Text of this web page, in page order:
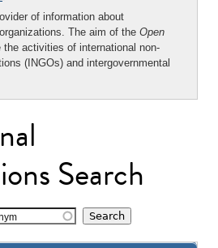
of information about
The aim of the Open
the activities of international non-
(INGOs) and intergovernmental
Search